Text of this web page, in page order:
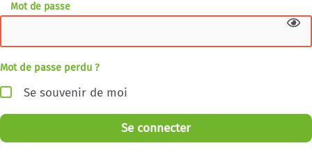
Mot de passe
Mot de passe perdu ?
Se souvenir de moi
Se connecter